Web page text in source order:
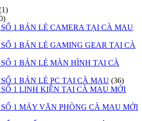
1 BÁN LẺ CAMERA TẠI CÀ MAU
1 BÁN LẺ GAMING GEAR TẠI CÀ
1 BÁN LẺ MÀN HÌNH TẠI CÀ
1 BÁN LẺ PC TẠI CÀ MAU (36)
1 LINH KIỆN TẠI CÀ MAU MỚI
1 MÁY VĂN PHÒNG CÀ MAU MỚI